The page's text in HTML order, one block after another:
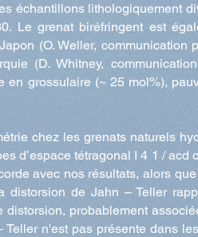
échantillons lithologiquement
Le grenat biréfringent est
(O. Weller,
(D. Whitney,
en grossulaire (~ 25 mol%),
chez les grenats naturels
d’espace tétragonal I 4 1 /
avec nos résultats, alors
distorsion de Jahn – Teller
distorsion, probablement
Teller n'est pas présente dans